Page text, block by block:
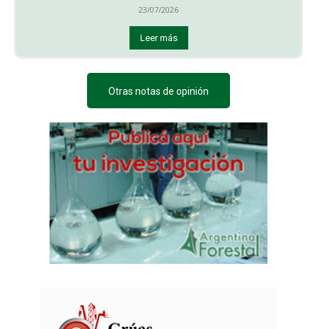
23/07/2026
Leer más
Otras notas de opinión